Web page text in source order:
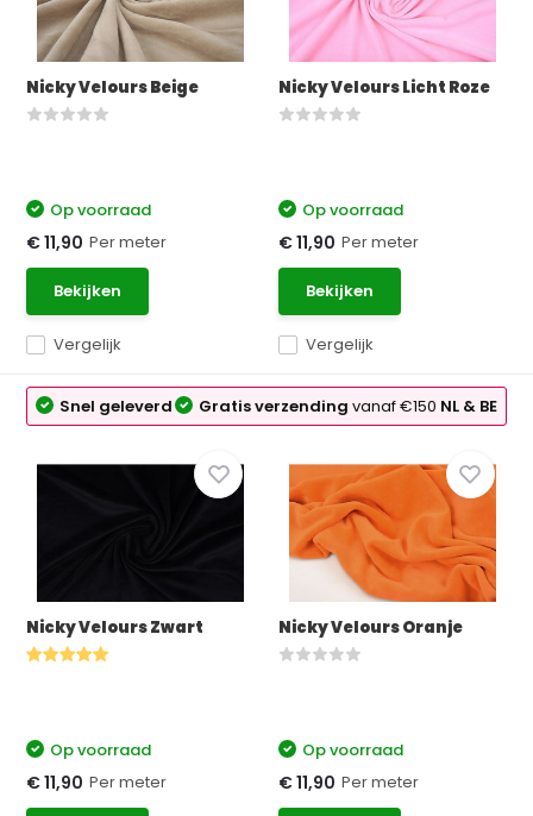
Nicky Velours Beige
Vergelijk
Op voorraad
€ 11,90 Per meter
Bekijken
Nicky Velours Licht Roze
Vergelijk
Op voorraad
€ 11,90 Per meter
Bekijken
Snel geleverd Gratis verzendingvanaf €150 NL & BE
Nicky Velours Zwart
Op voorraad
€ 11,90 Per meter
Nicky Velours Oranje
Op voorraad
€ 11,90 Per meter